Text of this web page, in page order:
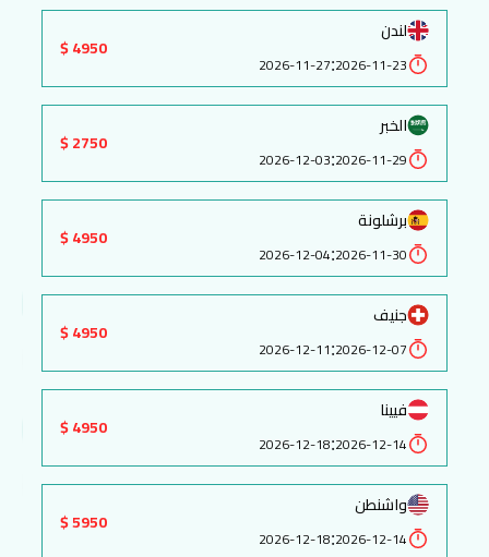
لندن
2026-11-23
:
2026-11-27
4950 $
الخبر
2026-11-29
:
2026-12-03
2750 $
برشلونة
2026-11-30
:
2026-12-04
4950 $
جنيف
2026-12-07
:
2026-12-11
4950 $
فيينا
2026-12-14
:
2026-12-18
4950 $
واشنطن
2026-12-14
:
2026-12-18
5950 $